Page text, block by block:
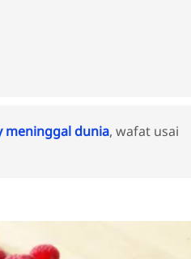
meninggal dunia, wafat usai